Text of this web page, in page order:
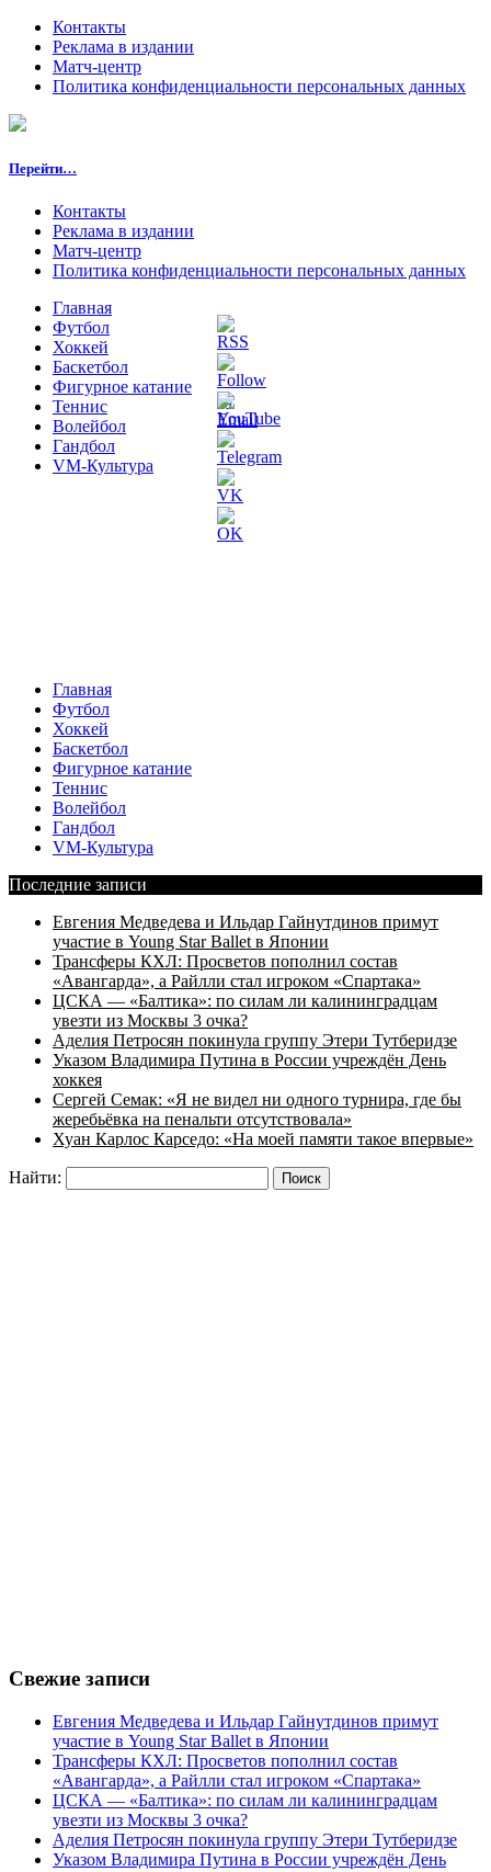
Контакты
Реклама в издании
Матч-центр
Политика конфиденциальности персональных данных
Перейти…
Контакты
Реклама в издании
Матч-центр
Политика конфиденциальности персональных данных
Главная
Футбол
Хоккей
Баскетбол
Фигурное катание
Теннис
Волейбол
Гандбол
VM-Культура
Главная
Футбол
Хоккей
Баскетбол
Фигурное катание
Теннис
Волейбол
Гандбол
VM-Культура
Последние записи
Евгения Медведева и Ильдар Гайнутдинов примут
участие в Young Star Ballet в Японии
Трансферы КХЛ: Просветов пополнил состав
«Авангарда», а Райлли стал игроком «Спартака»
ЦСКА — «Балтика»: по силам ли калининградцам
увезти из Москвы 3 очка?
Аделия Петросян покинула группу Этери Тутберидзе
Указом Владимира Путина в России учреждён День
хоккея
Сергей Семак: «Я не видел ни одного турнира, где бы
жеребьёвка на пенальти отсутствовала»
Хуан Карлос Карседо: «На моей памяти такое впервые»
Найти:
Свежие записи
Евгения Медведева и Ильдар Гайнутдинов примут
участие в Young Star Ballet в Японии
Трансферы КХЛ: Просветов пополнил состав
«Авангарда», а Райлли стал игроком «Спартака»
ЦСКА — «Балтика»: по силам ли калининградцам
увезти из Москвы 3 очка?
Аделия Петросян покинула группу Этери Тутберидзе
Указом Владимира Путина в России учреждён День